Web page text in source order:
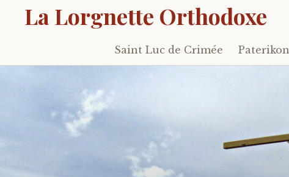
La Lorgnette Orthodoxe
Skip
to
Saint Luc de Crimée Paterikon